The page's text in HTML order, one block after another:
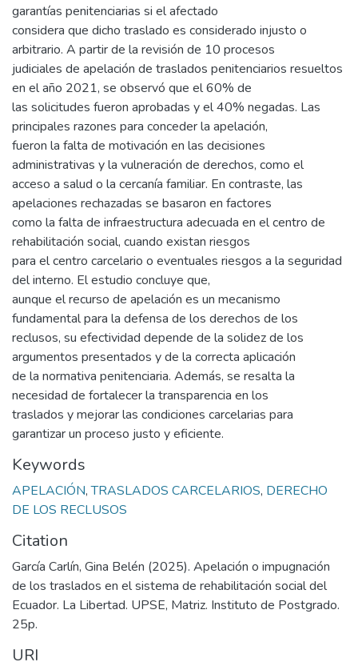
garantías penitenciarias si el afectado
considera que dicho traslado es considerado injusto o
arbitrario. A partir de la revisión de 10 procesos
judiciales de apelación de traslados penitenciarios resueltos
en el año 2021, se observó que el 60% de
las solicitudes fueron aprobadas y el 40% negadas. Las
principales razones para conceder la apelación,
fueron la falta de motivación en las decisiones
administrativas y la vulneración de derechos, como el
acceso a salud o la cercanía familiar. En contraste, las
apelaciones rechazadas se basaron en factores
como la falta de infraestructura adecuada en el centro de
rehabilitación social, cuando existan riesgos
para el centro carcelario o eventuales riesgos a la seguridad
del interno. El estudio concluye que,
aunque el recurso de apelación es un mecanismo
fundamental para la defensa de los derechos de los
reclusos, su efectividad depende de la solidez de los
argumentos presentados y de la correcta aplicación
de la normativa penitenciaria. Además, se resalta la
necesidad de fortalecer la transparencia en los
traslados y mejorar las condiciones carcelarias para
garantizar un proceso justo y eficiente.
Keywords
APELACIÓN,TRASLADOS CARCELARIOS, DERECHO
DE LOS RECLUSOS
Citation
García Carlín, Gina Belén (2025). Apelación o impugnación
de los traslados en el sistema de rehabilitación social del
Ecuador. La Libertad. UPSE, Matriz. Instituto de Postgrado.
25p.
URI